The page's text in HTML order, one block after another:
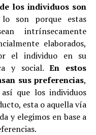
los individuos son
son porque estas
intrínsecamente
elaborados,
el individuo en su
y social.En estos
sus preferencias,
que los individuos
esta o aquella vía
y elegimos en base a